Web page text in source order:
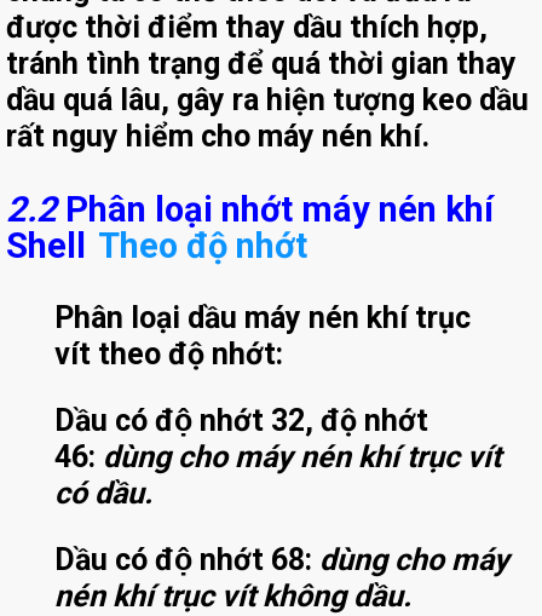
được thời điểm thay dầu thích hợp,
tránh tình trạng để quá thời gian thay
dầu quá lâu, gây ra hiện tượng keo dầu
rất nguy hiểm cho máy nén khí.
2.2 Phân loại nhớt máy nén khí
Shell
Theo độ nhớt
Phân loại dầu máy nén khí trục
vít theo độ nhớt:
Dầu có độ nhớt 32, độ nhớt
46: dùng cho máy nén khí trục vít
có dầu.
Dầu có độ nhớt 68: dùng cho máy
nén khí trục vít không dầu.